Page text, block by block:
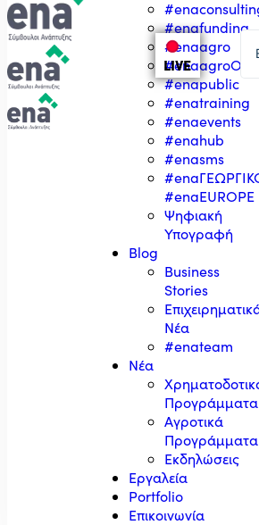
#enafunding
#enaagro
#enaagroΟΣΔΕ
#enapublic
#enatraining
#enaevents
#enahub
#enasms
#enaEUROPE
Ψηφιακή
Υπογραφή
Blog
Business
Stories
Νέα
#enateam
Νέα
Προγράμματα
Αγροτικά
Προγράμματα
Εκδηλώσεις
Εργαλεία
Portfolio
Επικοινωνία
LIVE